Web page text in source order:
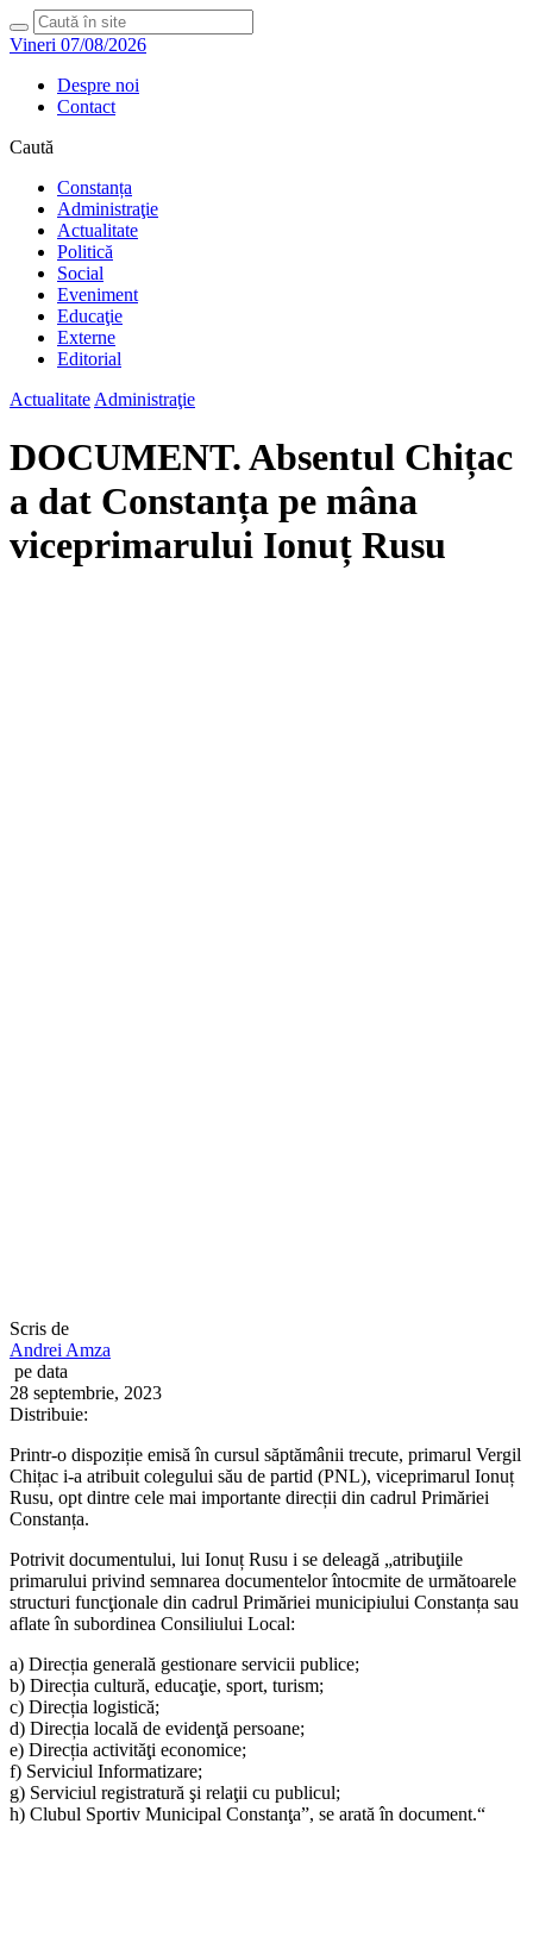
Vineri 07/08/2026
Despre noi
Contact
Caută
Constanța
Administraţie
Actualitate
Politică
Social
Eveniment
Educaţie
Externe
Editorial
Actualitate Administraţie
DOCUMENT. Absentul Chițac
a dat Constanța pe mâna
viceprimarului Ionuț Rusu
Scris de
Andrei Amza
pe data
28 septembrie, 2023
Distribuie:
Printr-o dispoziție emisă în cursul săptămânii trecute, primarul Vergil
Chițac i-a atribuit colegului său de partid (PNL), viceprimarul Ionuț
Rusu, opt dintre cele mai importante direcții din cadrul Primăriei
Constanța.
Potrivit documentului, lui Ionuț Rusu i se deleagă „atribuţiile
primarului privind semnarea documentelor întocmite de următoarele
structuri funcţionale din cadrul Primăriei municipiului Constanța sau
aflate în subordinea Consiliului Local:
a) Direcția generală gestionare servicii publice;
b) Direcția cultură, educaţie, sport, turism;
c) Direcția logistică;
d) Direcția locală de evidenţă persoane;
e) Direcția activităţi economice;
f) Serviciul Informatizare;
g) Serviciul registratură şi relaţii cu publicul;
h) Clubul Sportiv Municipal Constanţa”, se arată în document.“